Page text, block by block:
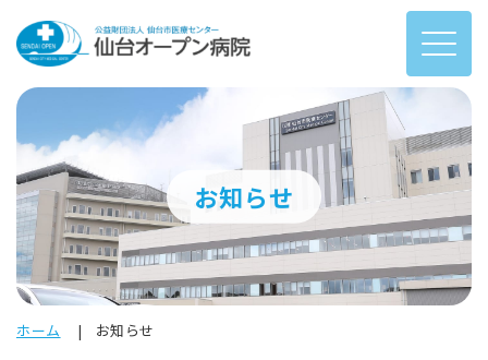
お知らせ
ホーム お知らせ